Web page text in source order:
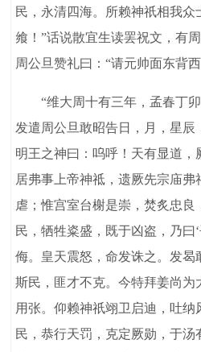
民，永清四海。所赖神祇相我众
飨！”话说散宜生读罢祝文，有
周公旦赞礼曰：“请元帅面东背
“维大周十有三年，孟春丁卯
发遣周公旦敢昭告日，月，星辰
明王之神曰：呜呼！天有显道，
居弗事上帝神祗，遗厥先宗庙
虐；惟宫室台榭是崇，焚炙忠
民，牺牲粢盛，既于凶盗，乃曰
侮。皇天震怒，命发诛之。发曷
斯民，匪才不克。今特拜姜尚为
用张。仰赖神祇翊卫启迪，吐
民，恭行天罚，克定厥勋，于汤